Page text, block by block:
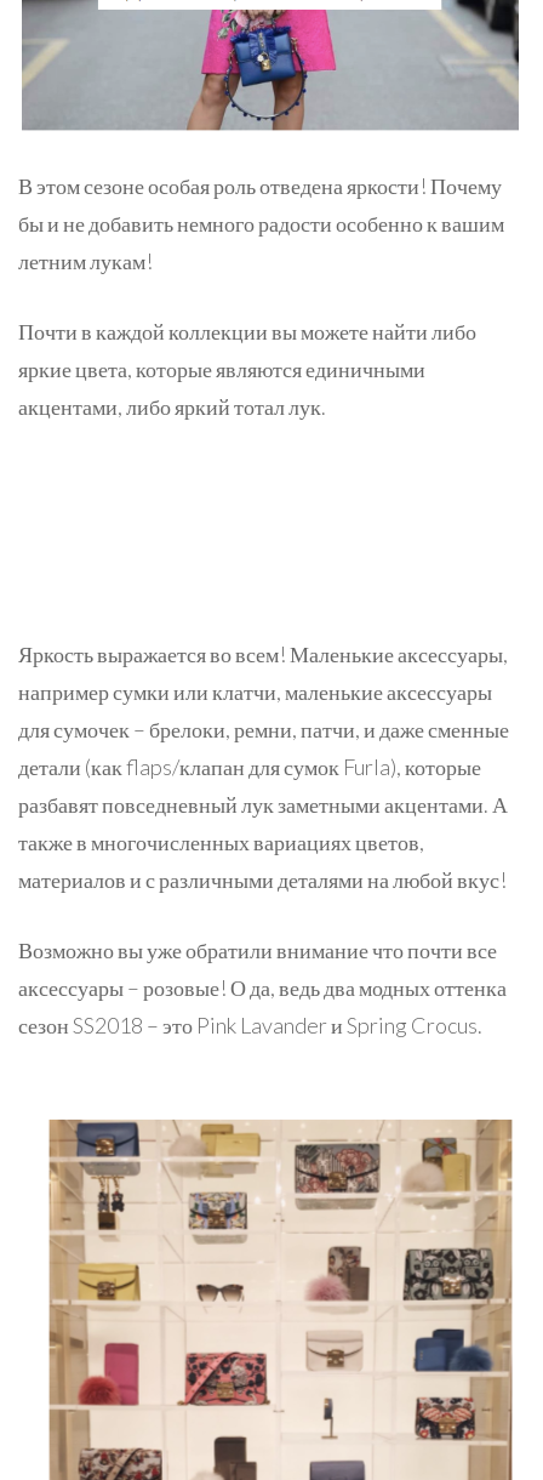
В этом сезоне особая роль отведена яркости! Почему
бы и не добавить немного радости особенно к вашим
летним лукам!
Почти в каждой коллекции вы можете найти либо
яркие цвета, которые являются единичными
акцентами, либо яркий тотал лук.
Яркость выражается во всем! Маленькие аксессуары,
например сумки или клатчи, маленькие аксессуары
для сумочек – брелоки, ремни, патчи, и даже сменные
детали (как flaps/клапан для сумок Furla), которые
разбавят повседневный лук заметными акцентами. А
также в многочисленных вариациях цветов,
материалов и с различными деталями на любой вкус!
Возможно вы уже обратили внимание что почти все
аксессуары – розовые! О да, ведь два модных оттенка
сезон SS2018 – это Pink Lavander и Spring Crocus.